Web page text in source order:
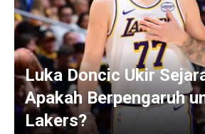
Luka Doncic Ukir
Apakah Berpengaruh
Lakers?